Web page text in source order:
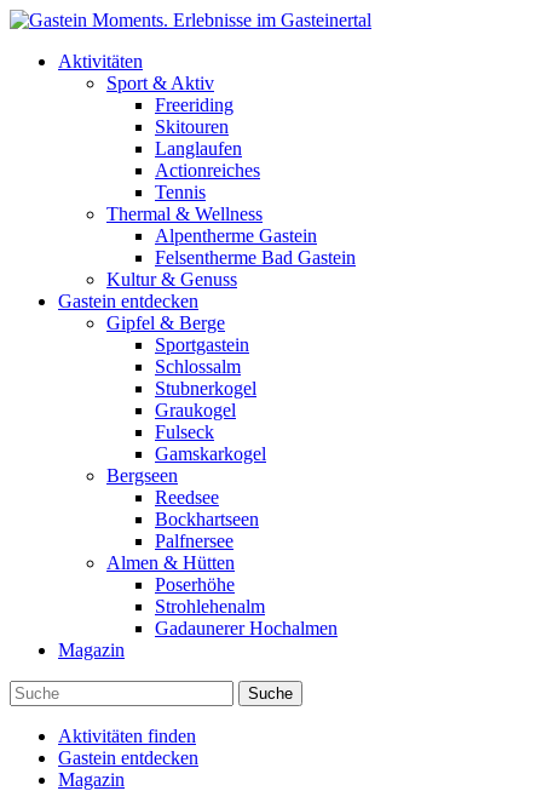
Direkt zum Inhalt
Aktivitäten
Sport & Aktiv
Freeriding
Skitouren
Langlaufen
Actionreiches
Tennis
Thermal & Wellness
Alpentherme Gastein
Felsentherme Bad Gastein
Kultur & Genuss
Gastein entdecken
Gipfel & Berge
Sportgastein
Schlossalm
Stubnerkogel
Graukogel
Fulseck
Gamskarkogel
Bergseen
Reedsee
Bockhartseen
Palfnersee
Almen & Hütten
Poserhöhe
Strohlehenalm
Gadaunerer Hochalmen
Magazin
Aktivitäten finden
Gastein entdecken
Magazin